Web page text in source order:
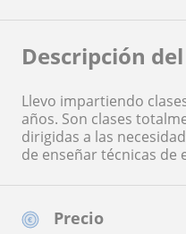
Precio
Descripción
Llevo impartiendo
años. Son clases
dirigidas a las
de enseñar técnicas de